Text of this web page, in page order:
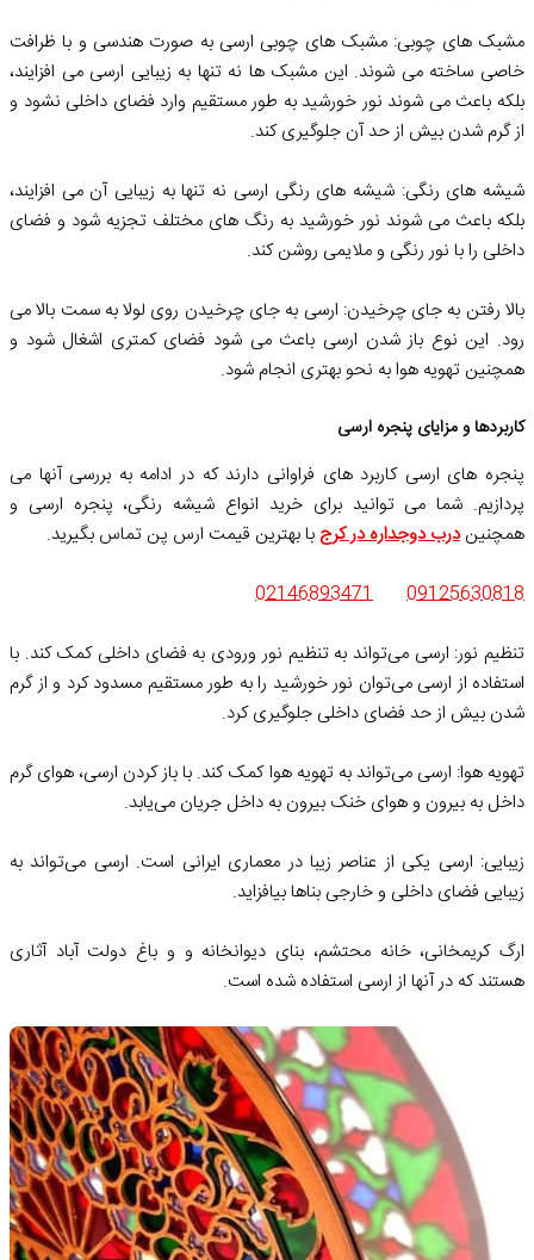
مشبک های چوبی: مشبک های چوبی ارسی به صورت هندسی و با ظرافت
خاصی ساخته می شوند. این مشبک ها نه تنها به زیبایی ارسی می افزایند،
بلکه باعث می شوند نور خورشید به طور مستقیم وارد فضای داخلی نشود و
از گرم شدن بیش از حد آن جلوگیری کند.
شیشه های رنگی: شیشه های رنگی ارسی نه تنها به زیبایی آن می افزایند،
بلکه باعث می شوند نور خورشید به رنگ های مختلف تجزیه شود و فضای
داخلی را با نور رنگی و ملایمی روشن کند.
بالا رفتن به جای چرخیدن: ارسی به جای چرخیدن روی لولا به سمت بالا می
رود. این نوع باز شدن ارسی باعث می شود فضای کمتری اشغال شود و
همچنین تهویه هوا به نحو بهتری انجام شود.
کاربردها و مزایای پنجره ارسی
پنجره های ارسی کاربرد های فراوانی دارند که در ادامه به بررسی آنها می
پردازیم. شما می توانید برای خرید انواع شیشه رنگی، پنجره ارسی و
همچنیندرب دوجداره در کرج با بهترین قیمت ارس پن تماس بگیرید.
09125630818
02146893471
تنظیم نور: ارسی می‌تواند به تنظیم نور ورودی به فضای داخلی کمک کند. با
استفاده از ارسی می‌توان نور خورشید را به طور مستقیم مسدود کرد و از گرم
شدن بیش از حد فضای داخلی جلوگیری کرد.
تهویه هوا: ارسی می‌تواند به تهویه هوا کمک کند. با باز کردن ارسی، هوای گرم
داخل به بیرون و هوای خنک بیرون به داخل جریان می‌یابد.
زیبایی: ارسی یکی از عناصر زیبا در معماری ایرانی است. ارسی می‌تواند به
زیبایی فضای داخلی و خارجی بناها بیافزاید.
ارگ کریمخانی، خانه محتشم، بنای دیوانخانه و و باغ دولت آباد آثاری
هستند که در آنها از ارسی استفاده شده است.